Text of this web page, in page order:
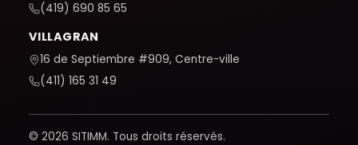
(419) 690 85 65
VILLAGRAN
16 de Septiembre #909, Centre-ville
(411) 165 31 49
© 2026 SITIMM. Tous droits réservés.